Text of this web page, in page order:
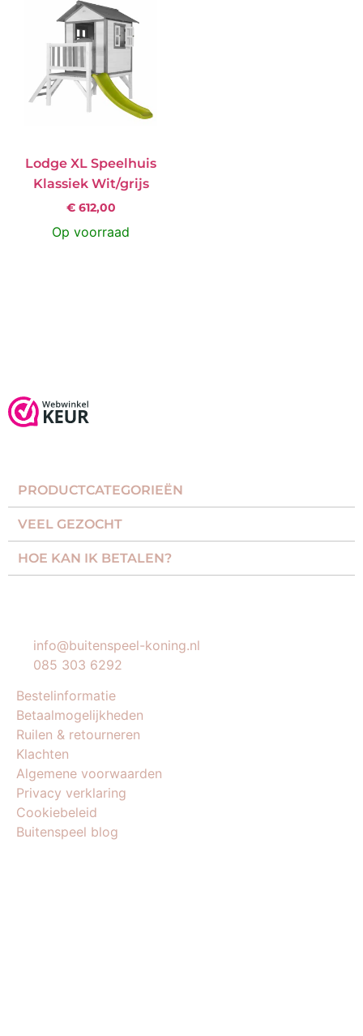
Lodge XL Speelhuis
Klassiek Wit/grijs
€612,00
Op voorraad
PRODUCTCATEGORIEËN​
VEEL GEZOCHT​
HOE KAN IK BETALEN?
info@buitenspeel-koning.nl
085 303 6292
Bestelinformatie
Betaalmogelijkheden
Ruilen & retourneren
Klachten
Algemene voorwaarden
Privacy verklaring
Cookiebeleid
Buitenspeel blog